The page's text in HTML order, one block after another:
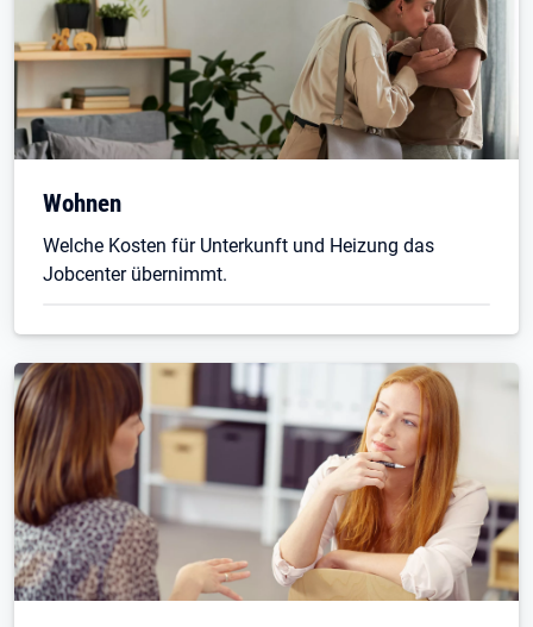
Wohnen
Welche Kosten für Unterkunft und Heizung das
Jobcenter übernimmt.